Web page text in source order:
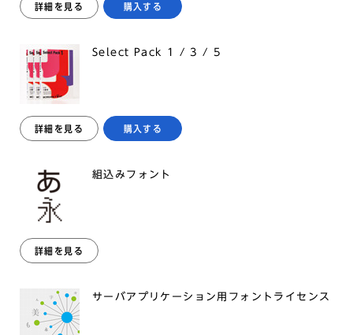
詳細を見る 購入する
Select Pack 1 / 3 / 5
詳細を見る 購入する
組込みフォント
詳細を見る
サーバアプリケーション用フォントライセンス